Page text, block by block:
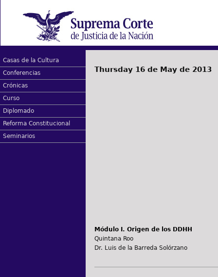
Casas de la Cultura
Conferencias
Crónicas
Curso
Diplomado
Reforma Constitucional
Seminarios
Thursday 16 de May de 2013
Módulo I. Origen de los DDHH
Quintana Roo
Dr. Luis de la Barreda Solórzano